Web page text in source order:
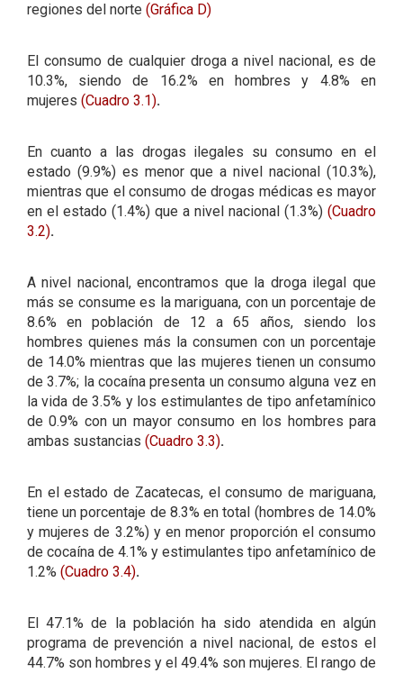
regiones del norte (Gráfica D)
El consumo de cualquier droga a nivel nacional, es de
10.3%, siendo de 16.2% en hombres y 4.8% en
mujeres (Cuadro 3.1).
En cuanto a las drogas ilegales su consumo en el
estado (9.9%) es menor que a nivel nacional (10.3%),
mientras que el consumo de drogas médicas es mayor
en el estado (1.4%) que a nivel nacional (1.3%) (Cuadro
3.2).
A nivel nacional, encontramos que la droga ilegal que
más se consume es la mariguana, con un porcentaje de
8.6% en población de 12 a 65 años, siendo los
hombres quienes más la consumen con un porcentaje
de 14.0% mientras que las mujeres tienen un consumo
de 3.7%; la cocaína presenta un consumo alguna vez en
la vida de 3.5% y los estimulantes de tipo anfetamínico
de 0.9% con un mayor consumo en los hombres para
ambas sustancias (Cuadro 3.3).
En el estado de Zacatecas, el consumo de mariguana,
tiene un porcentaje de 8.3% en total (hombres de 14.0%
y mujeres de 3.2%) y en menor proporción el consumo
de cocaína de 4.1% y estimulantes tipo anfetamínico de
1.2% (Cuadro 3.4).
El 47.1% de la población ha sido atendida en algún
programa de prevención a nivel nacional, de estos el
44.7% son hombres y el 49.4% son mujeres. El rango de